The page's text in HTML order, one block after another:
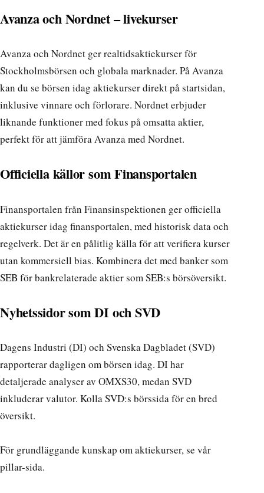
Avanza och Nordnet – livekurser
Avanza och Nordnet ger realtidsaktiekurser för
Stockholmsbörsen och globala marknader. På Avanza
kan du se börsen idag aktiekurser direkt på startsidan,
inklusive vinnare och förlorare. Nordnet erbjuder
liknande funktioner med fokus på omsatta aktier,
perfekt för att jämföraAvanza med Nordnet.
Officiella källor som Finansportalen
Finansportalen från Finansinspektionen ger officiella
aktiekurser idag finansportalen, med historisk data och
regelverk. Det är en pålitlig källa för att verifiera kurser
utan kommersiell bias. Kombinera det med banker som
SEB för bankrelaterade aktier somSEB:s börsöversikt.
Nyhetssidor som DI och SVD
Dagens Industri (DI) och Svenska Dagbladet (SVD)
rapporterar dagligen om börsen idag. DI har
detaljerade analyser av OMXS30, medan SVD
inkluderar valutor. KollaSVD:s börssidaför en bred
översikt.
För grundläggande kunskap omaktiekurser, se vår
pillar-sida.